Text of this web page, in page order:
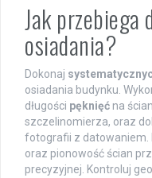
Jak przebiega
osiadania?
Dokonaj
osiadania budynku.
długości pęknięć na
szczelinomierza, oraz
fotografii z datowaniem.
oraz pionowość ścian
precyzyjnej. Kontroluj